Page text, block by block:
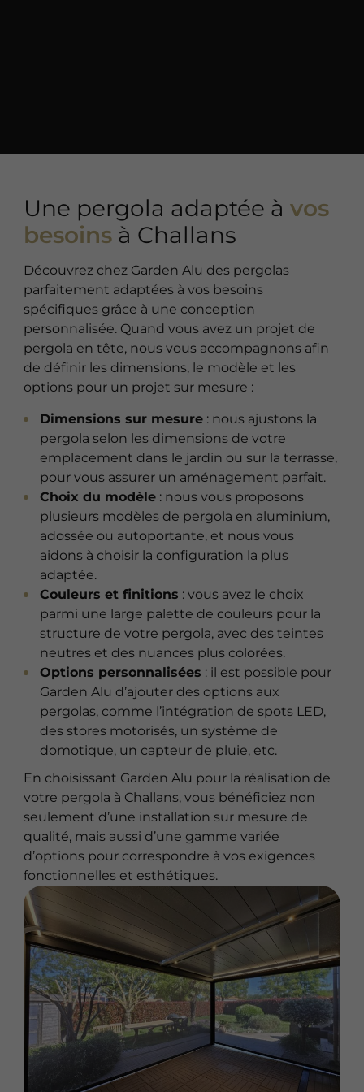
Une pergola adaptée àvos
besoins à Challans
Découvrez chez Garden Alu des pergolas
parfaitement adaptées à vos besoins
spécifiques grâce à une conception
personnalisée. Quand vous avez un projet de
pergola en tête, nous vous accompagnons afin
de définir les dimensions, le modèle et les
options pour un projet sur mesure :
Dimensions sur mesure : nous ajustons la
pergola selon les dimensions de votre
emplacement dans le jardin ou sur la terrasse,
pour vous assurer un aménagement parfait.
Choix du modèle : nous vous proposons
plusieurs modèles de pergola en aluminium,
adossée ou autoportante, et nous vous
aidons à choisir la configuration la plus
adaptée.
Couleurs et finitions : vous avez le choix
parmi une large palette de couleurs pour la
structure de votre pergola, avec des teintes
neutres et des nuances plus colorées.
Options personnalisées : il est possible pour
Garden Alu d’ajouter des options aux
pergolas, comme l’intégration de spots LED,
des stores motorisés, un système de
domotique, un capteur de pluie, etc.
En choisissant Garden Alu pour la réalisation de
votre pergola à Challans, vous bénéficiez non
seulement d’une installation sur mesure de
qualité, mais aussi d’une gamme variée
d’options pour correspondre à vos exigences
fonctionnelles et esthétiques.